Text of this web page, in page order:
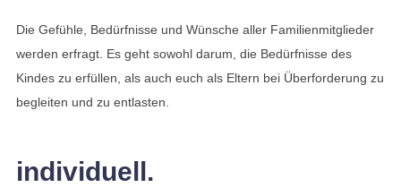
Die Gefühle, Bedürfnisse und Wünsche aller Familienmitglieder
werden erfragt. Es geht sowohl darum, die Bedürfnisse des
Kindes zu erfüllen, als auch euch als Eltern bei Überforderung zu
begleiten und zu entlasten.
individuell.